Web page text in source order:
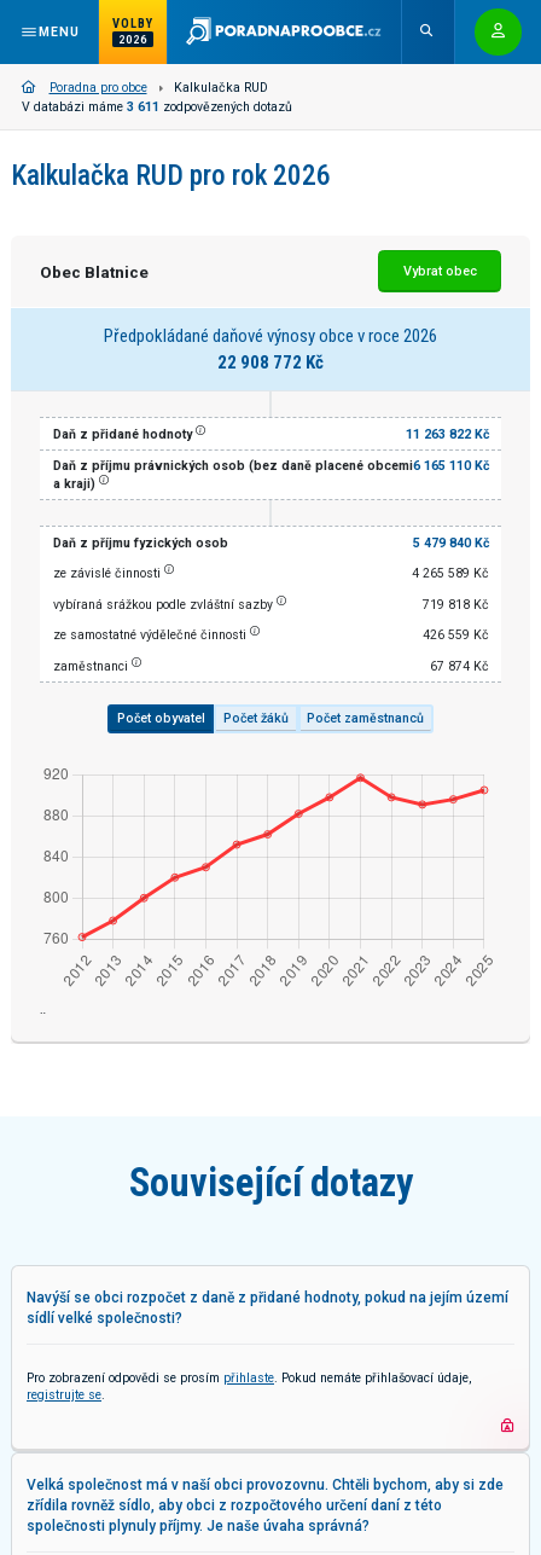
MENU
VOLBY
2026
Poradna pro obce
Kalkulačka RUD
V databázi máme 3 611 zodpovězených dotazů
Kalkulačka RUD pro rok 2026
Obec Blatnice Vybrat obec
Předpokládané daňové výnosy obce v roce 2026
22 908 772 Kč
Daň z přidané hodnoty 11 263 822 Kč
Daň z příjmu právnických osob (bez daně placené obcemi
a kraji)
6 165 110 Kč
Daň z příjmu fyzických osob
5 479 840 Kč
ze závislé činnosti
4 265 589 Kč
vybíraná srážkou podle zvláštní sazby
719 818 Kč
ze samostatné výdělečné činnosti
426 559 Kč
zaměstnanci
67 874 Kč
Počet obyvatel Počet žáků Počet zaměstnanců
¨
Související dotazy
Navýší se obci rozpočet z daně z přidané hodnoty, pokud na jejím území
sídlí velké společnosti?
Pro zobrazení odpovědi se prosím přihlaste . Pokud nemáte přihlašovací údaje,
registrujte se
Velká společnost má v naší obci provozovnu. Chtěli bychom, aby si zde
zřídila rovněž sídlo, aby obci z rozpočtového určení daní z této
společnosti plynuly příjmy. Je naše úvaha správná?